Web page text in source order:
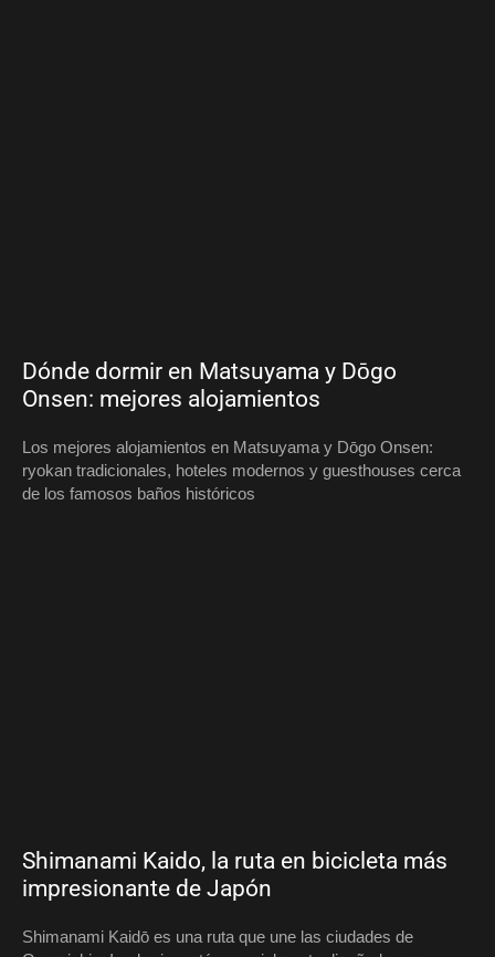
Dónde dormir en Matsuyama y Dōgo
Onsen: mejores alojamientos
Los mejores alojamientos en Matsuyama y Dōgo Onsen:
ryokan tradicionales, hoteles modernos y guesthouses cerca
de los famosos baños históricos
Shimanami Kaido, la ruta en bicicleta más
impresionante de Japón
Shimanami Kaidō es una ruta que une las ciudades de